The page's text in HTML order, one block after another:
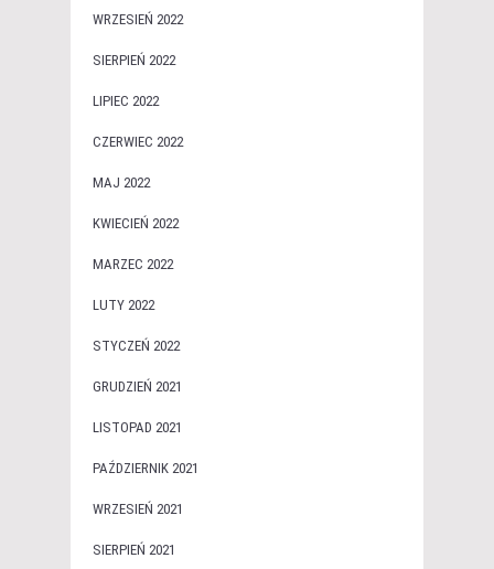
WRZESIEŃ 2022
SIERPIEŃ 2022
LIPIEC 2022
CZERWIEC 2022
MAJ 2022
KWIECIEŃ 2022
MARZEC 2022
LUTY 2022
STYCZEŃ 2022
GRUDZIEŃ 2021
LISTOPAD 2021
PAŹDZIERNIK 2021
WRZESIEŃ 2021
SIERPIEŃ 2021